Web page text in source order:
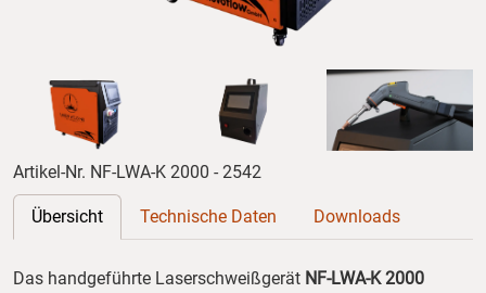
Artikel-Nr. NF-LWA-K 2000 - 2542
Übersicht Technische Daten Downloads
Das handgeführte Laserschweißgerät NF-LWA-K 2000